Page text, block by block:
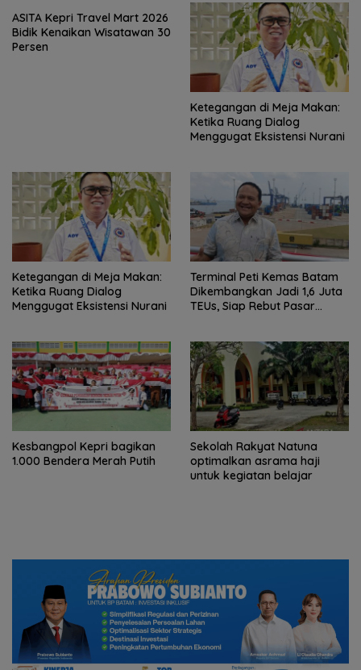
ASITA Kepri Travel Mart 2026
Bidik Kenaikan Wisatawan 30
Persen
Ketegangan di Meja Makan:
Ketika Ruang Dialog
Menggugat Eksistensi Nurani
Ketegangan di Meja Makan:
Ketika Ruang Dialog
Menggugat Eksistensi Nurani
Terminal Peti Kemas Batam
Dikembangkan Jadi 1,6 Juta
TEUs, Siap Rebut Pasar
Kesbangpol Kepri bagikan
1.000 Bendera Merah Putih
Sekolah Rakyat Natuna
optimalkan asrama haji
untuk kegiatan belajar